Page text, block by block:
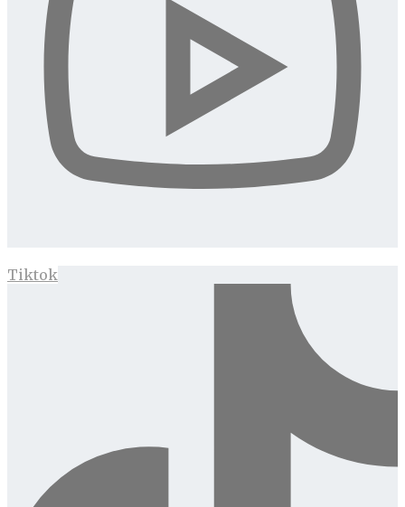
Tiktok